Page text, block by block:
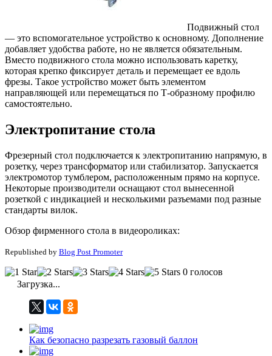
Подвижный стол
— это вспомогательное устройство к основному. Дополнение
добавляет удобства работе, но не является обязательным.
Вместо подвижного стола можно использовать каретку,
которая крепко фиксирует деталь и перемещает ее вдоль
фрезы. Такое устройство может быть элементом
направляющей или перемещаться по Т-образному профилю
самостоятельно.
Электропитание стола
Фрезерный стол подключается к электропитанию напрямую, в
розетку, через трансформатор или стабилизатор. Запускается
электромотор тумблером, расположенным прямо на корпусе.
Некоторые производители оснащают стол вынесенной
розеткой с индикацией и несколькими разъемами под разные
стандарты вилок.
Обзор фирменного стола в видеороликах:
Republished by Blog Post Promoter
0 голосов
Загрузка...
Как безопасно разрезать газовый баллон